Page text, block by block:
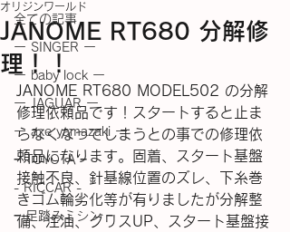
全ての記事
ー SINGER ー
ー baby lock ー
ー JAGUAR ー
ー axe yamazaki ー
− TOYOTA −
- RICCAR -
− 足踏みミシン −
JANOME RT680 分解修
理！！
オリジンワールド
JANOME RT680 MODEL502 の分解
修理依頼品です！スタートすると止ま
らなくなってしまうとの事での修理依
頼品になります。固着、スタート基盤
接触不良、針基線位置のズレ、下糸巻
きゴム輪劣化等が有りましたが分解整
備、注油、グリスUP、スタート基盤接